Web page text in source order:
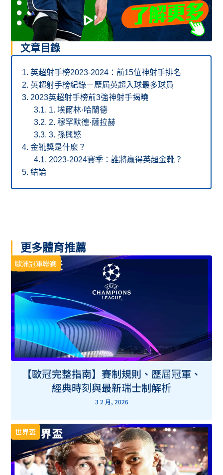
文章目錄
英超射手榜2023-2024：前15位神射手排名
英超射手榜紀錄－歷屆英超入球最多球員
2023英超射手榜前3強神射手揭曉
1. 埃爾林·哈蘭德
2. 穆罕默德·薩拉赫
3. 孫興慜
金靴獎是什麼？
2023-2024賽季：誰將贏得英超金靴？
結論
更多體育推薦
歐洲冠軍聯賽
【歐冠完整指南】賽制規則、歷屆冠軍、
經典時刻與最新瑞士制解析
3 2 月, 2026
世界盃